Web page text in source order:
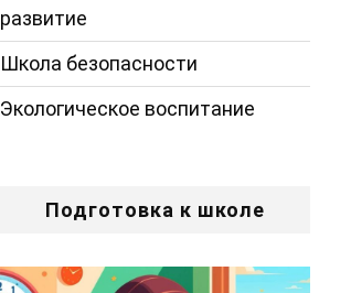
развитие
Школа безопасности
Экологическое воспитание
Подготовка к школе